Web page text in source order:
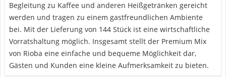
Begleitung zu Kaffee und anderen Heißgetränken gereicht
werden und tragen zu einem gastfreundlichen Ambiente
bei. Mit der Lieferung von 144 Stück ist eine wirtschaftliche
Vorratshaltung möglich. Insgesamt stellt der Premium Mix
von Rioba eine einfache und bequeme Möglichkeit dar,
Gästen und Kunden eine kleine Aufmerksamkeit zu bieten.